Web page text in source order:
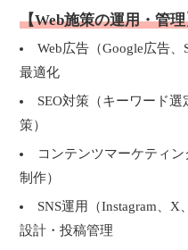
【Web施策の運用・管
Web広告（Google広告、
最適化
SEO対策（キーワード
策）
コンテンツマーケティ
制作）
SNS運用（Instagram、X
設計・投稿管理